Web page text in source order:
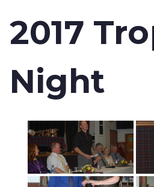
2017
Night